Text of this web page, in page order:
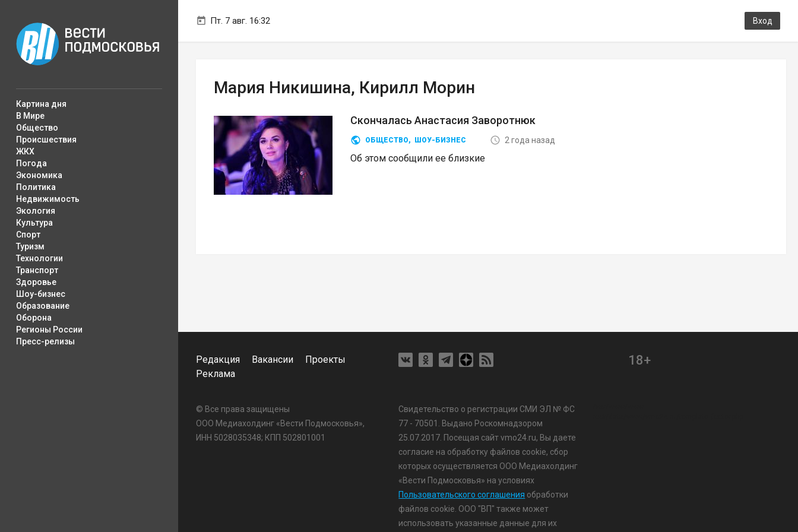
Пт. 7 авг. 16:32 Вход
Картина дня
В Мире
Общество
Происшествия
ЖКХ
Погода
Экономика
Политика
Недвижимость
Экология
Культура
Спорт
Туризм
Технологии
Транспорт
Здоровье
Шоу-бизнес
Образование
Оборона
Регионы России
Пресс-релизы
Мария Никишина, Кирилл Морин
Скончалась Анастасия Заворотнюк
ОБЩЕСТВО, ШОУ-БИЗНЕС 2 года назад
Об этом сообщили ее близкие
Редакция Вакансии
Проекты
Реклама
18+
© Все права защищены
ООО Медиахолдинг «Вести Подмосковья»,
ИНН 5028035348; КПП 502801001
Свидетельство о регистрации СМИ ЭЛ № ФС
77 - 70501. Выдано Роскомнадзором
25.07.2017. Посещая сайт vmo24.ru, Вы даете
согласие на обработку файлов cookie, сбор
которых осуществляется ООО Медиахолдинг
«Вести Подмосковья» на условиях
Пользовательского соглашения обработки
файлов cookie. ООО "ВП" также может
использовать указанные данные для их